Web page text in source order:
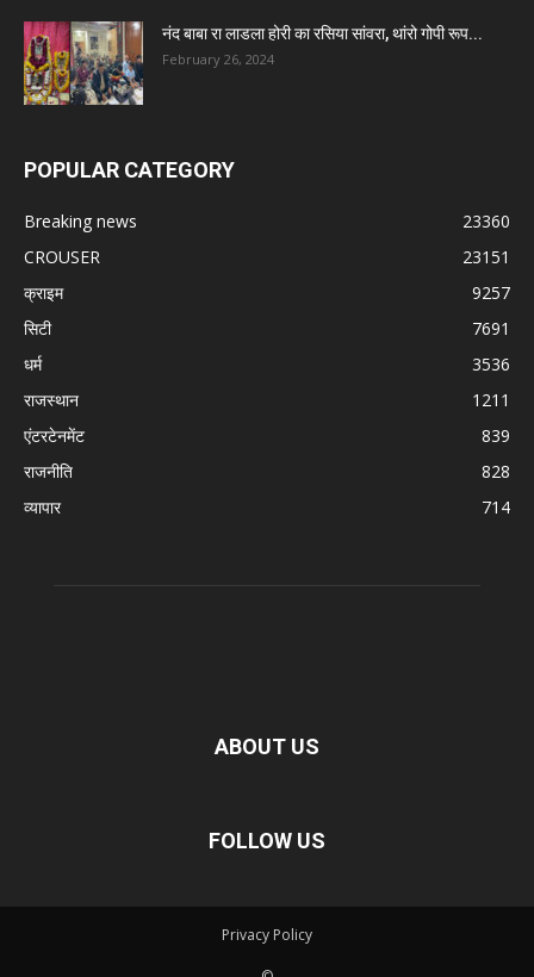
नंद बाबा रा लाडला होरी का रसिया सांवरा, थांरो गोपी रूप...
February 26, 2024
POPULAR CATEGORY
Breaking news
23360
CROUSER
23151
क्राइम
9257
सिटी
7691
धर्म
3536
राजस्थान
1211
एंटरटेनमेंट
839
राजनीति
828
व्यापार
714
ABOUT US
FOLLOW US
Privacy Policy